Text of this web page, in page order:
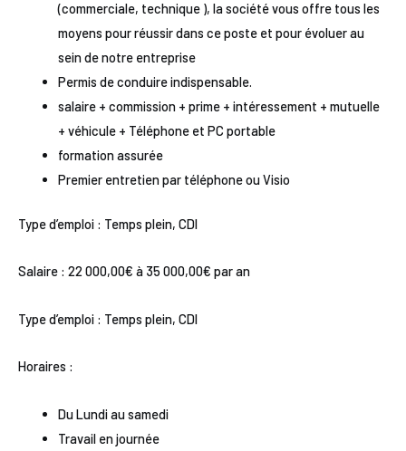
(commerciale, technique ), la société vous offre tous les
moyens pour réussir dans ce poste et pour évoluer au
sein de notre entreprise
Permis de conduire indispensable.
salaire + commission + prime + intéressement + mutuelle
+ véhicule + Téléphone et PC portable
formation assurée
Premier entretien par téléphone ou Visio
Type d’emploi : Temps plein, CDI
Salaire : 22 000,00€ à 35 000,00€ par an
Type d’emploi : Temps plein, CDI
Horaires :
Du Lundi au samedi
Travail en journée